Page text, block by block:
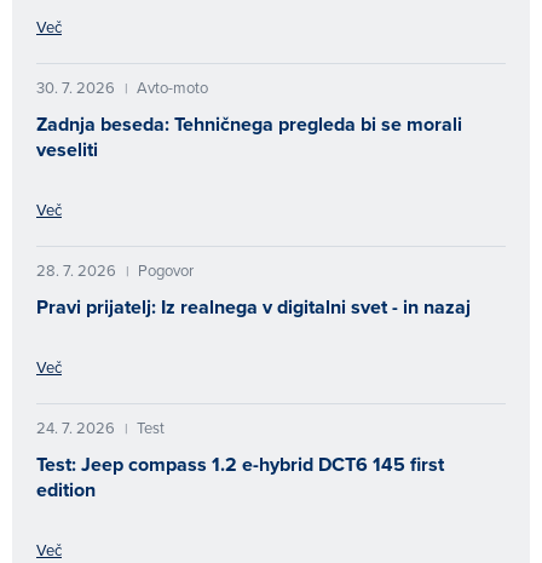
Več
30. 7. 2026 | Avto-moto
Zadnja beseda: Tehničnega pregleda bi se morali
veseliti
Več
28. 7. 2026 | Pogovor
Pravi prijatelj: Iz realnega v digitalni svet - in nazaj
Več
24. 7. 2026 | Test
Test: Jeep compass 1.2 e-hybrid DCT6 145 first
edition
Več